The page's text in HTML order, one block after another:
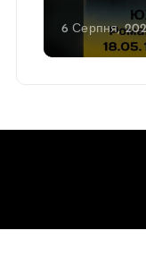
6 Серпня,